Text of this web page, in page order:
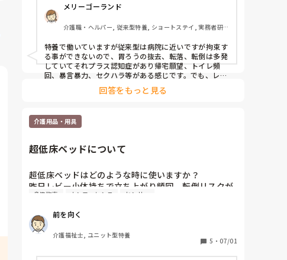
メリーゴーランド
介護職・ヘルパー, 従来型特養, ショートステイ, 実務者研
特養で働いていますが従来型は病院に近いですが拘束す
る事ができないので、胃ろうの抜去、転落、転倒は多発
していてそれプラス認知症があり帰宅願望、トイレ頻
回、暴言暴力、セクハラ等がある感じです。でも、レク
リエーションをしたり外出したりして楽しいこともあり
回答をもっと見る
介護用品・用具
超低床ベッドについて
超低床ベッドはどのような時に使いますか？
昨日レビー小体持ちで立ち上がり頻回、転倒リスクが
高い人のカンファレンスを行いました。
その中で日中から就寝時までの見守りについた話した
りと色々したわけですが、僕が夜勤の時もたまに起き
てくる事がありセンサーが鳴った時には担座位になっ
ておりすぐに1人で歩かれてしまう。転倒リスク高く
重大な外傷事故になる可能性が高いので超低床ベッド
身体拘束 カンファレンス センサー
前を向く
介護福祉士, ユニット型特養
5 ・ 07/01